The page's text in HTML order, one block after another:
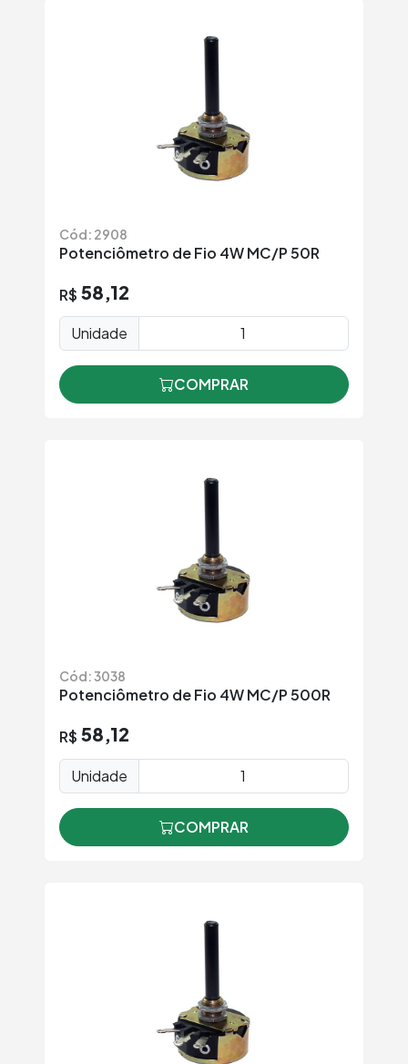
Cód: 2908
Potenciômetro de Fio 4W MC/P 50R
R$ 58,12
Unidade
COMPRAR
Cód: 3038
Potenciômetro de Fio 4W MC/P 500R
R$ 58,12
Unidade
COMPRAR